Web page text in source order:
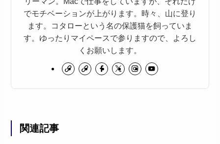
でモチベーションが上がります。時々、山に登り
ます。コタローという名の保護猫を飼っていま
す。ゆったりマイペースで参りますので、よろし
くお願いします。
関連記事